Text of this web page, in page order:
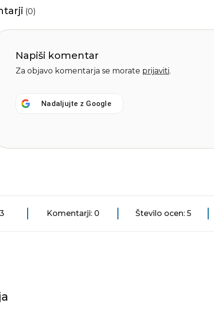
(0)
Napiši komentar
Za objavo komentarja se morate prijaviti.
Nadaljujte z Google
Komentarji: 0 Število ocen: 5